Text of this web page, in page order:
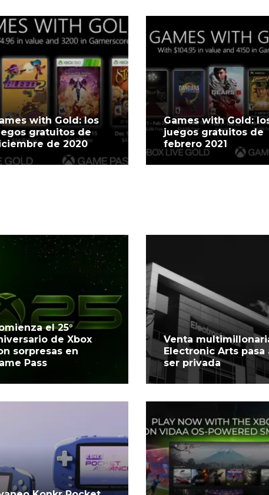
with Gold: los
gratuitos de
de 2020
Games with Gold:
juegos gratuitos de
febrero 2021
el 25°
de Xbox
sorpresas en
Pass
Venta
Electronic Arts pasa
ser privada